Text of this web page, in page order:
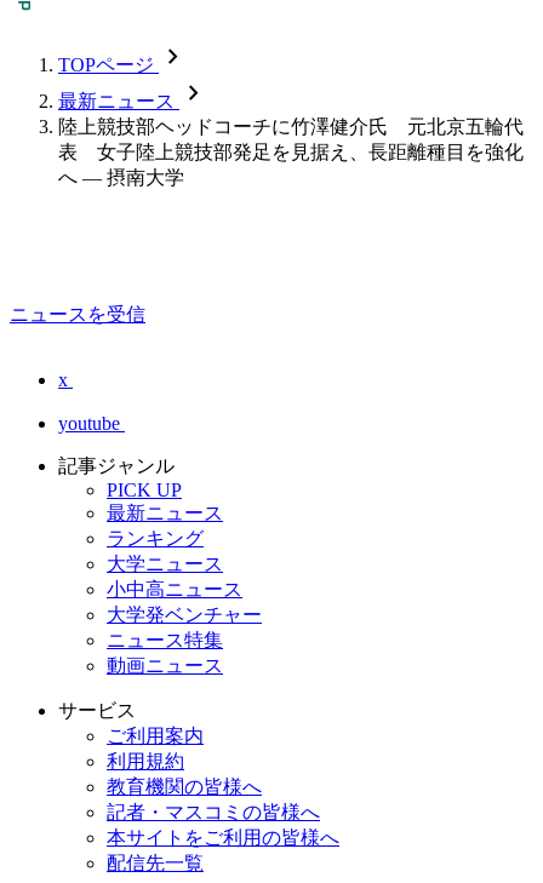
TOPページ chevron_forward
最新ニュース chevron_forward
陸上競技部ヘッドコーチに竹澤健介氏 元北京五輪代
表 女子陸上競技部発足を見据え、長距離種目を強化
へ — 摂南大学
ニュースを受信
x
youtube
記事ジャンル
PICK UP
最新ニュース
ランキング
大学ニュース
小中高ニュース
大学発ベンチャー
ニュース特集
動画ニュース
サービス
ご利用案内
利用規約
教育機関の皆様へ
記者・マスコミの皆様へ
本サイトをご利用の皆様へ
配信先一覧